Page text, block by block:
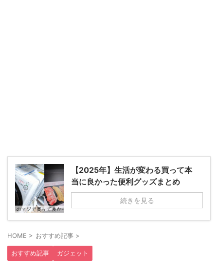
【2025年】生活が変わる買って本
当に良かった便利グッズまとめ
続きを見る
HOME > おすすめ記事 >
おすすめ記事 ガジェット